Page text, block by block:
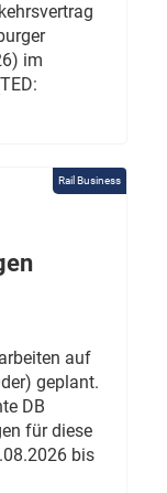
im
Rail Business
auf
geplant.
DB
für diese
bis